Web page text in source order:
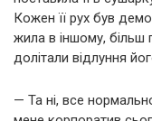
Кожен її рух був
жила в іншому, більш
долітали відлуння
— Та ні, все